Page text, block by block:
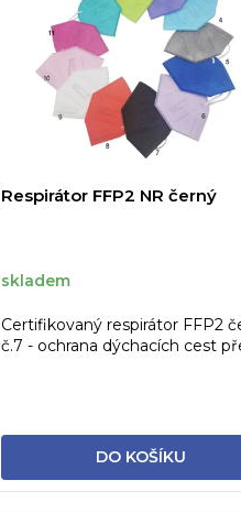
Respirátor FFP2 NR černý
skladem
DO KOŠÍKU
Certifikovaný respirátor FFP2
č.7 - ochrana dýchacích cest